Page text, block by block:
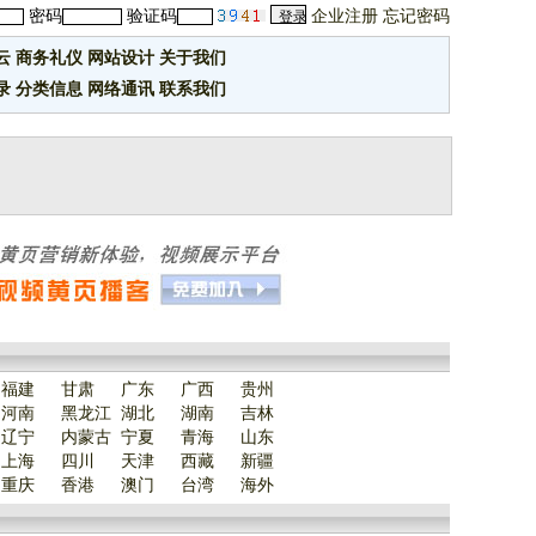
密码 验证码 企业注册 忘记密码
商务礼仪 网站设计 关于我们
分类信息 网络通讯 联系我们
福建 甘肃 广东 广西
贵州
河南
黑龙江 湖北 湖南
吉林
辽宁
内蒙古 宁夏 青海
山东
上海
四川 天津 西藏
新疆
重庆
香港 澳门 台湾 海外